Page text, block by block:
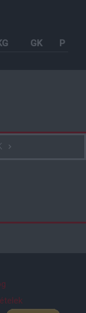
GK P